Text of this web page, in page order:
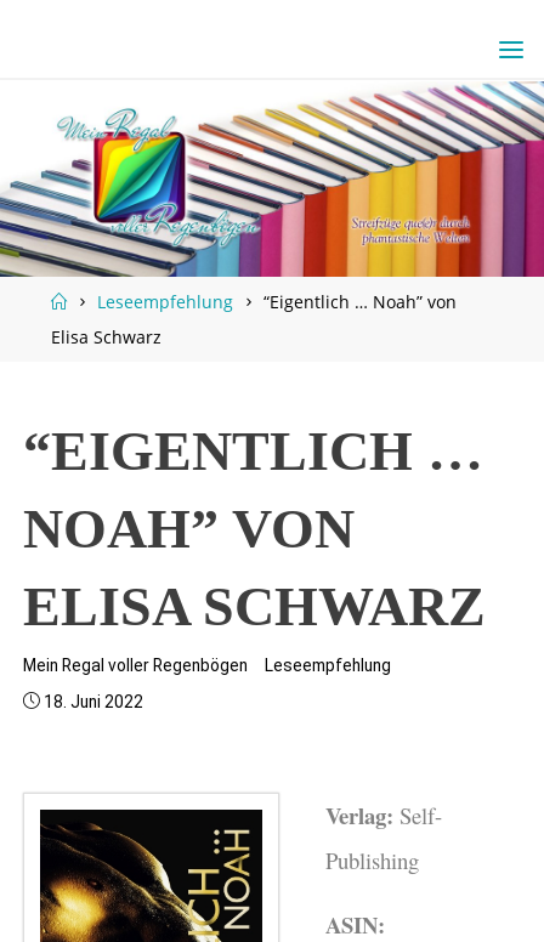
HomeLeseempfehlung
“Eigentlich … Noah” von
Elisa Schwarz
“EIGENTLICH …
NOAH” VON
ELISA SCHWARZ
Mein Regal voller Regenbögen
Leseempfehlung
18. Juni 2022
Verlag: Self-
Publishing
ASIN: